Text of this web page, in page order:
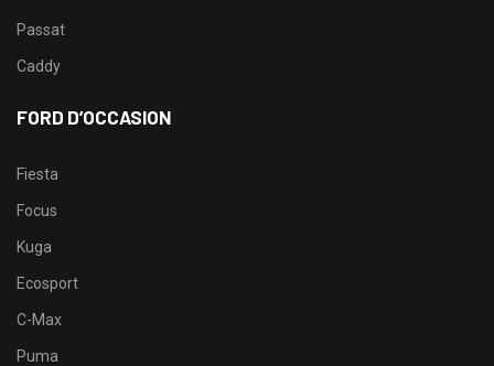
Passat
Caddy
FORD D’OCCASION
Fiesta
Focus
Kuga
Ecosport
C-Max
Puma